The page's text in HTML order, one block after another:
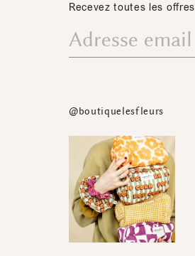
Recevez toutes les
@boutiquelesfleurs